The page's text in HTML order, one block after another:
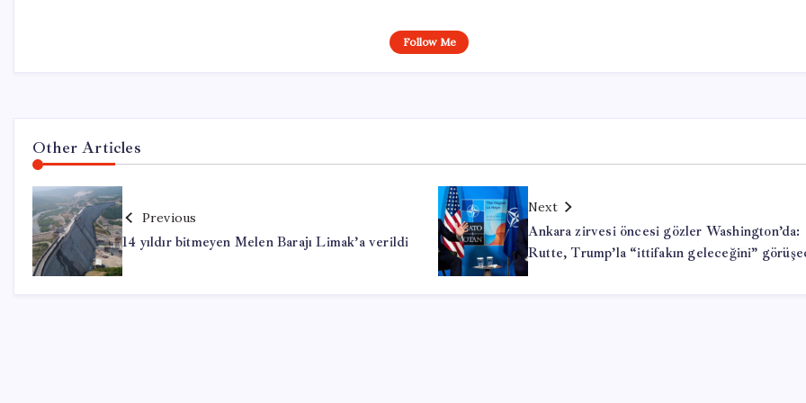
Follow Me
Other Articles
Previous
14 yıldır bitmeyen Melen Barajı Limak’a verildi
Next
Ankara zirvesi öncesi gözler Washington’da:
Rutte, Trump’la “ittifakın geleceğini”